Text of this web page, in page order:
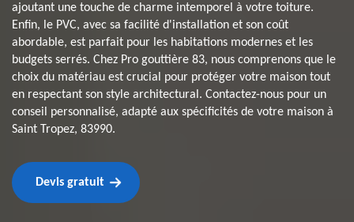
ajoutant une touche de charme intemporel à votre toiture.
Enfin, le PVC, avec sa facilité d'installation et son coût
abordable, est parfait pour les habitations modernes et les
budgets serrés. Chez Pro gouttière 83, nous comprenons que le
choix du matériau est crucial pour protéger votre maison tout
en respectant son style architectural. Contactez-nous pour un
conseil personnalisé, adapté aux spécificités de votre maison à
Saint Tropez, 83990.
Devis gratuit